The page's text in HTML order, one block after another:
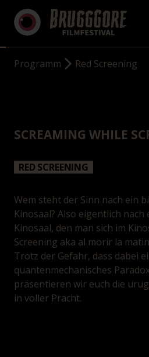
Programm Red Screening
SCREAMING WHILE
RED SCREENING
Wem steht der Sinn nach ein
Kinosaal? Also eigentlich nach
Kinosaal, den man sich im
Screening aka al morir la
Trotz der Gefahr, dass dabei
quantenmechanisches
präsentieren wir euch die
in voller Pracht.